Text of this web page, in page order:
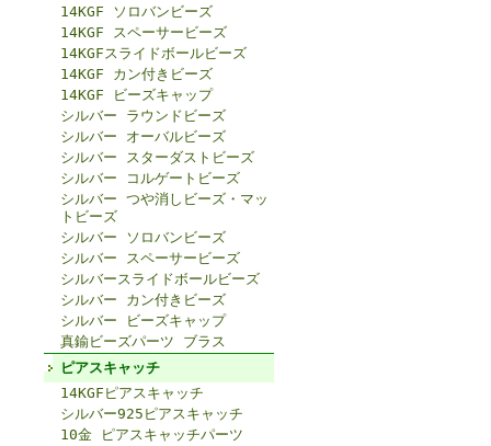
14KGF ソロバンビーズ
14KGF スペーサービーズ
14KGFスライドボールビーズ
14KGF カン付きビーズ
14KGF ビーズキャップ
シルバー ラウンドビーズ
シルバー オーバルビーズ
シルバー スターダストビーズ
シルバー コルゲートビーズ
シルバー つや消しビーズ・マッ
トビーズ
シルバー ソロバンビーズ
シルバー スペーサービーズ
シルバースライドボールビーズ
シルバー カン付きビーズ
シルバー ビーズキャップ
真鍮ビーズパーツ ブラス
ピアスキャッチ
14KGFピアスキャッチ
シルバー925ピアスキャッチ
10金 ピアスキャッチパーツ